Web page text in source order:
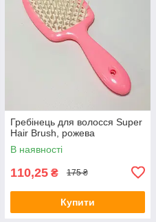
Гребінець для волосся Super
Hair Brush, рожева
В наявності
110,25 ₴ 175 ₴
Купити